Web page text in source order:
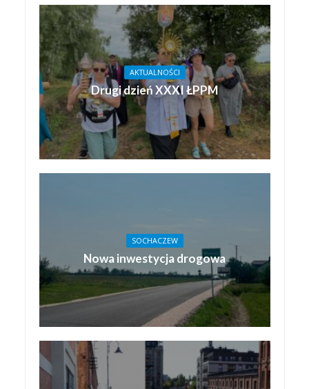
AKTUALNOŚCI
Drugi dzień XXXI ŁPPM
SOCHACZEW
Nowa inwestycja drogowa